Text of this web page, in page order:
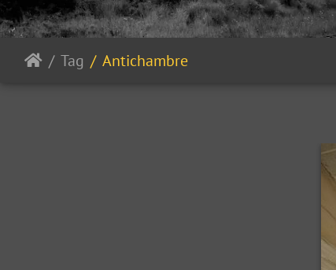
Tag Antichambre